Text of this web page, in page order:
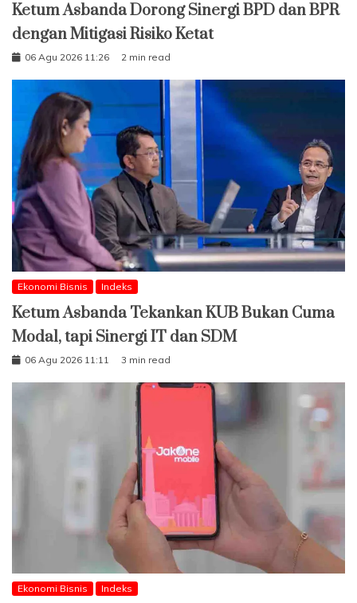
Ketum Asbanda Dorong Sinergi BPD dan BPR
dengan Mitigasi Risiko Ketat
06 Agu 2026 11:26 2 min read
Ekonomi Bisnis Indeks
Ketum Asbanda Tekankan KUB Bukan Cuma
Modal, tapi Sinergi IT dan SDM
06 Agu 2026 11:11 3 min read
Ekonomi Bisnis Indeks